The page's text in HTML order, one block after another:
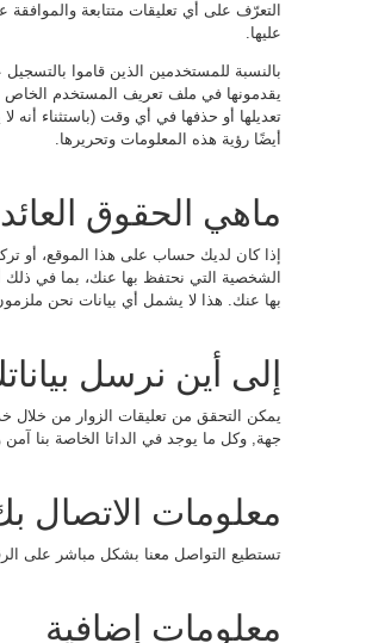
التعرّف على أي تعليقات متتابعة والموافقة
عليها.
بالنسبة للمستخدمين الذين قاموا
يقدمونها في ملف تعريف المستخدم الخاص
تعديلها أو حذفها في أي وقت (باستثناء
أيضًا رؤية هذه المعلومات وتحريرها.
ماهي الحقوق
إذا كان لديك حساب على هذا الموقع، أو
الشخصية التي نحتفظ بها عنك، بما في
بها عنك. هذا لا يشمل أي بيانات نحن ملزمون
إلى أين نرسل
يمكن التحقق من تعليقات الزوار من خلال
جهة, وكل ما يوجد في الداتا الخاصة بنا
معلومات الاتصال
تستطيع التواصل معنا بشكل مباشر على
معلومات إضافية